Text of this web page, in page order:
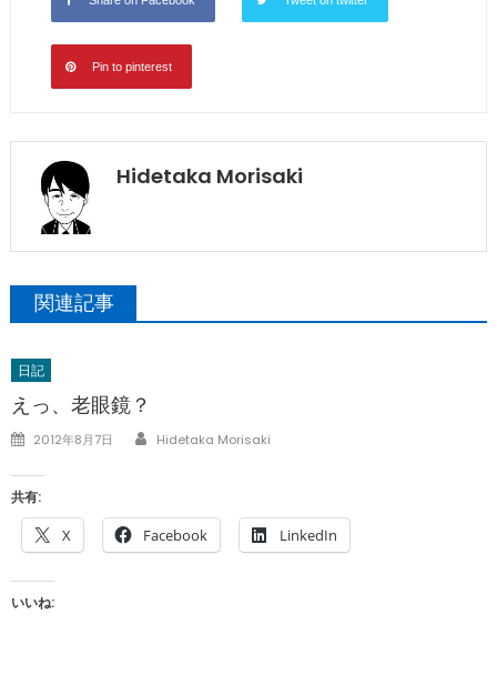
Pin to pinterest
Hidetaka Morisaki
関連記事
日記
えっ、老眼鏡？
Posted
2012年8月7日 Author
Hidetaka Morisaki
共有:
X Facebook LinkedIn
いいね: